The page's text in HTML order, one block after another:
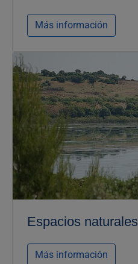
Más información
Espacios naturales
Más información